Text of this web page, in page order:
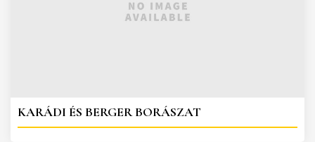
KARÁDI ÉS BERGER BORÁSZAT